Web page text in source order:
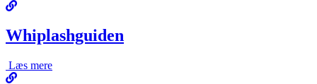
Whiplashguiden
Læs mere